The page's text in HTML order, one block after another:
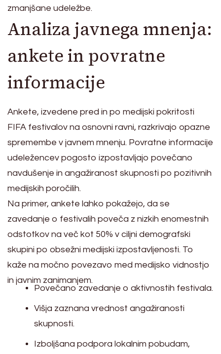
zmanjšane udeležbe.
Analiza javnega mnenja:
ankete in povratne
informacije
Ankete, izvedene pred in po medijski pokritosti
FIFA festivalov na osnovni ravni, razkrivajo opazne
spremembe v javnem mnenju. Povratne informacije
udeležencev pogosto izpostavljajo povečano
navdušenje in angažiranost skupnosti po pozitivnih
medijskih poročilih.
Na primer, ankete lahko pokažejo, da se
zavedanje o festivalih poveča z nizkih enomestnih
odstotkov na več kot 50% v ciljni demografski
skupini po obsežni medijski izpostavljenosti. To
kaže na močno povezavo med medijsko vidnostjo
in javnim zanimanjem.
Povečano zavedanje o aktivnostih festivala.
Višja zaznana vrednost angažiranosti
skupnosti.
Izboljšana podpora lokalnim pobudam,